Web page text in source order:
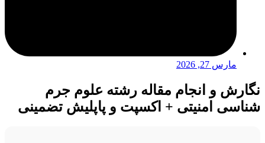
مارس 27, 2026
نگارش و انجام مقاله رشته علوم جرم
شناسی امنیتی + اکسپت و پاپلیش تضمینی